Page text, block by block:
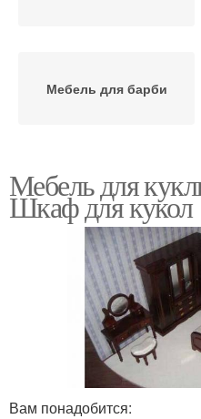
Мебель для барби
Идеи для кукольного
домика
Мебель для
Шкаф для кукол
Вам понадобится: